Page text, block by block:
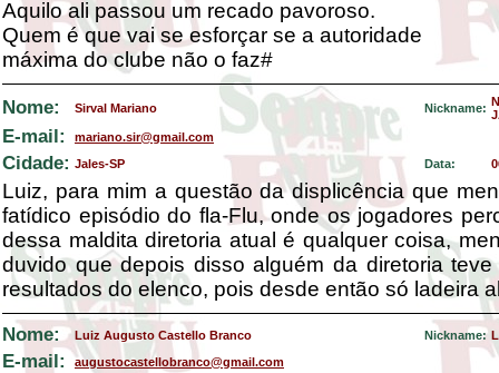
Aquilo ali passou um recado pavoroso.
Quem é que vai se esforçar se a autoridade
máxima do clube não o faz#
Nome: Sirval Mariano Nickname:
E-mail: mariano.sir@gmail.com
Cidade: Jales-SP Data:
Luiz, para mim a questão da displicência que
fatídico episódio do fla-Flu, onde os jogadores
dessa maldita diretoria atual é qualquer coisa,
duvido que depois disso alguém da diretoria
resultados do elenco, pois desde então só ladeira
Nome: Luiz Augusto Castello Branco Nickname:
E-mail: augustocastellobranco@gmail.com